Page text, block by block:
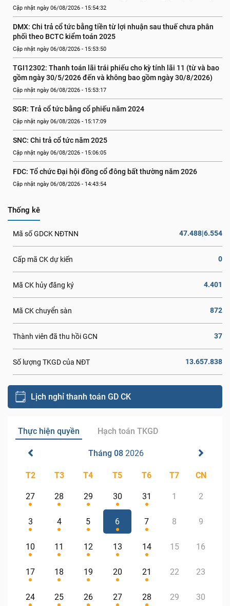
Cập nhật ngày 06/08/2026 - 15:54:32
DMX: Chi trả cổ tức bằng tiền từ lợi nhuận sau thuế chưa phân
phối theo BCTC kiểm toán 2025
Cập nhật ngày 06/08/2026 - 15:53:50
TGI12302: Thanh toán lãi trái phiếu cho kỳ tính lãi 11 (từ và bao
gồm ngày 30/5/2026 đến và không bao gồm ngày 30/8/2026)
Cập nhật ngày 06/08/2026 - 15:53:17
SGR: Trả cổ tức bằng cổ phiếu năm 2024
Cập nhật ngày 06/08/2026 - 15:17:09
SNC: Chi trả cổ tức năm 2025
Cập nhật ngày 06/08/2026 - 15:06:05
FDC: Tổ chức Đại hội đồng cổ đông bất thường năm 2026
Cập nhật ngày 06/08/2026 - 14:43:54
Thống kê
Mã số GDCK NĐTNN 47.488|6.554
Cấp mã CK dự kiến 0
Mã CK hủy đăng ký 4.401
Mã CK chuyển sàn 872
Thành viên đã thu hồi GCN 37
Số lượng TKGD của NĐT 13.657.838
Lịch nghỉ thanh toán GD CK
Thực hiện quyền Hạch toán TKGD
Tháng 08 2026
T2 T3 T4 T5 T6 T7 CN
27 28 29 30 31 1 2
3 4 5 6 7 8 9
10 11 12 13 14 15 16
17 18 19 20 21 22 23
24 25 26 27 28 29 30